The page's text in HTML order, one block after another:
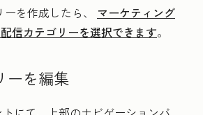
を作成したら、 マーケティング
信カテゴリーを選択できます。
ーを編集